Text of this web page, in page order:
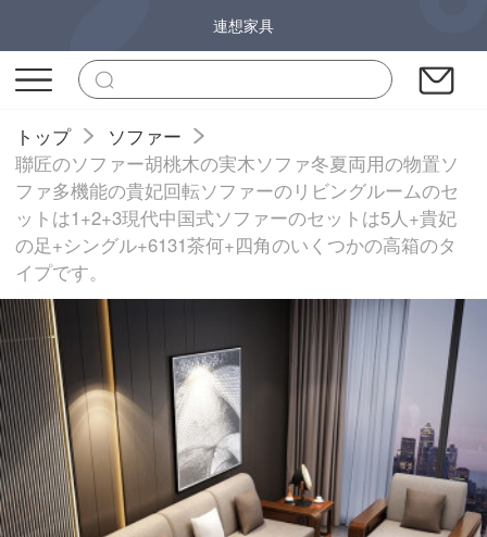
連想家具
トップ
ソファー
聯匠のソファー胡桃木の実木ソファ冬夏両用の物置ソ
ファ多機能の貴妃回転ソファーのリビングルームのセ
ットは1+2+3現代中国式ソファーのセットは5人+貴妃
の足+シングル+6131茶何+四角のいくつかの高箱のタ
イプです。